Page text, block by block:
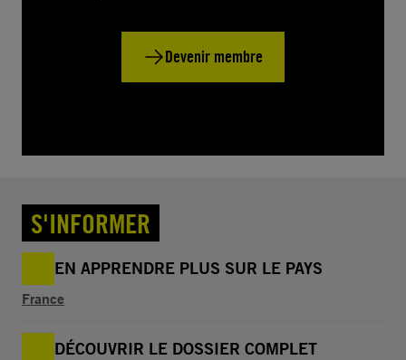
Devenir membre
S'INFORMER
EN APPRENDRE PLUS SUR LE PAYS
France
DÉCOUVRIR LE DOSSIER COMPLET